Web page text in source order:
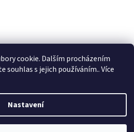
cookie. Dalším procházením
souhlas s jejich používáním.. Více
Nastavení
Vytvořil Shoptet